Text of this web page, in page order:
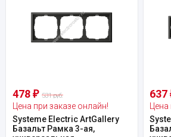
478 ₽ 531 руб.
Цена при заказе онлайн!
Systeme Electric ArtGallery
Базальт Рамка 3-ая,
637
Цена